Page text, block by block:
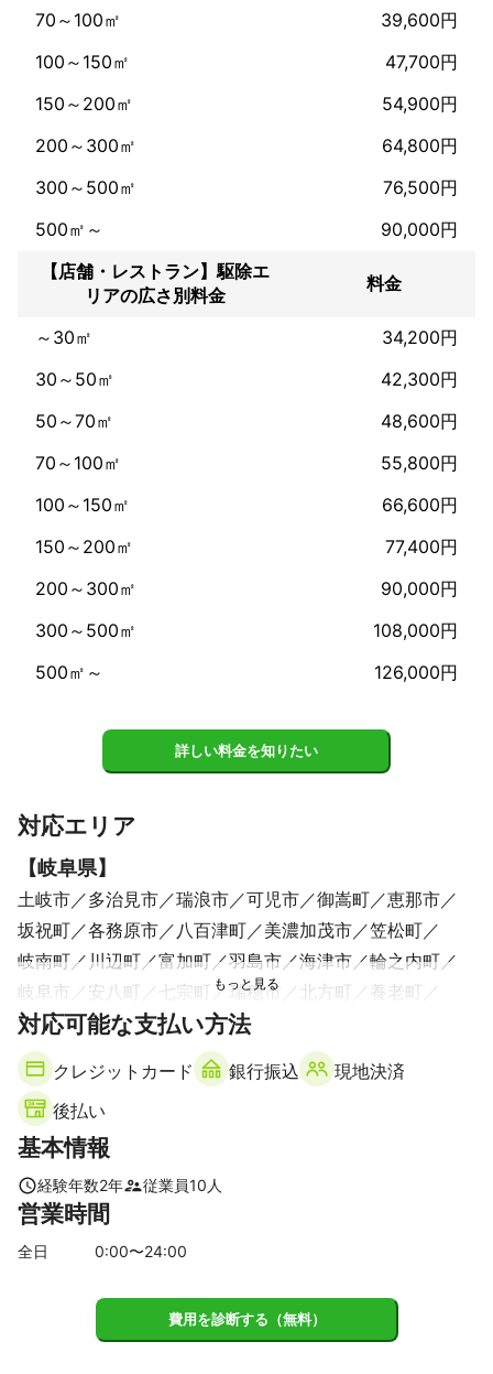
アピールポイント
私たちの最大の強みは、地域密着型の完全自社施工による、迅速
かつ丁寧な対応力です。地域の特性を熟知した専門スタッフが、
実に問題を解決いたします。
また、私たちは、わな猟狩猟免許、網猟狩猟免許、高所作業者運
の仕事をご提供いたします。お客様の安全と安心を第一に考え、
命とし、常に技術の向上とサービスの質の向上に努めてまいりま
す。害獣・害虫・害鳥の被害でお困りの際は、ぜひ私たちにご相
みをお伺いし、快適な生活環境を取り戻すために全力でサポート
70～100㎡
39,600円
100～150㎡
47,700円
150～200㎡
54,900円
200～300㎡
64,800円
300～500㎡
76,500円
500㎡～
90,000円
【店舗・レストラン】駆除エ
リアの広さ別料金
料金
～30㎡
34,200円
30～50㎡
42,300円
50～70㎡
48,600円
70～100㎡
55,800円
100～150㎡
66,600円
150～200㎡
77,400円
200～300㎡
90,000円
300～500㎡
108,000円
500㎡～
126,000円
詳しい料金を知りたい
対応エリア
【岐阜県】
土岐市 多治見市 瑞浪市 可児市 御嵩町
恵那市
坂祝町
各務原市 八百津町 美濃加茂市
笠松町
岐南町
川辺町 富加町 羽島市 海津市
輪之内町
岐阜市
安八町 七宗町 瑞穂市 北方町
養老町
美濃市
白川町 神戸町 中津川市
関市
池田町 山県市
本巣市
下呂市 揖斐川町 郡上市 高山市
白川村
飛騨市
【長野県】
根羽村 平谷村 売木村
下條村
南木曽町
高森町
木祖村 箕輪町 塩尻市 辰野町
茅野市
富士見町 山形村 諏訪市
松本市
対応可能な支払い方法
クレジットカード 銀行振込
現地決済
後払い
基本情報
経験年数2年 従業員10 人
営業時間
全日 0:00〜24:00
費用を診断する（無料）